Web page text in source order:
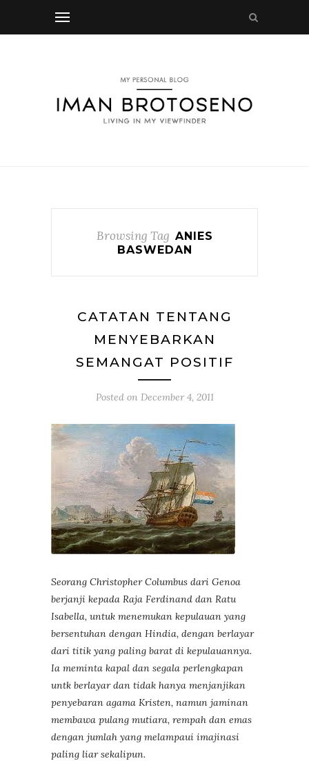
Browsing Tag ANIES
BASWEDAN
CATATAN TENTANG
MENYEBARKAN
SEMANGAT POSITIF
Posted on December 4, 2011
Seorang Christopher Columbus dari Genoa
berjanji kepada Raja Ferdinand dan Ratu
Isabella, untuk menemukan kepulauan yang
bersentuhan dengan Hindia, dengan berlayar
dari titik yang paling barat di kepulauannya.
Ia meminta kapal dan segala perlengkapan
untk berlayar dan tidak hanya menjanjikan
penyebaran agama Kristen, namun jaminan
membawa pulang mutiara, rempah dan emas
dengan jumlah yang melampaui imajinasi
paling liar sekalipun.